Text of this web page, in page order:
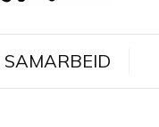
SAMARBEID